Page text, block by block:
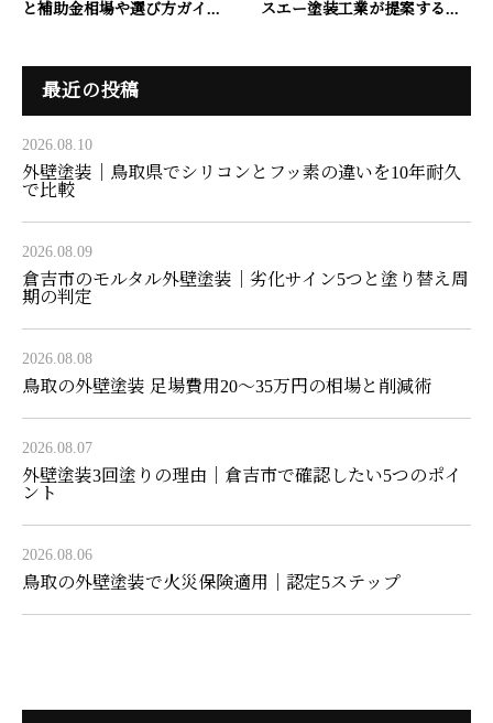
と補助金相場や選び方ガイ...
スエー塗装工業が提案する...
最近の投稿
2026.08.10
外壁塗装｜鳥取県でシリコンとフッ素の違いを10年耐久
で比較
2026.08.09
倉吉市のモルタル外壁塗装｜劣化サイン5つと塗り替え周
期の判定
2026.08.08
鳥取の外壁塗装 足場費用20〜35万円の相場と削減術
2026.08.07
外壁塗装3回塗りの理由｜倉吉市で確認したい5つのポイ
ント
2026.08.06
鳥取の外壁塗装で火災保険適用｜認定5ステップ